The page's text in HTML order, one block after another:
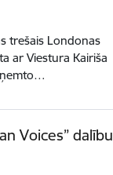
trešais Londonas
ar Viestura Kairiša
Voices” dalību